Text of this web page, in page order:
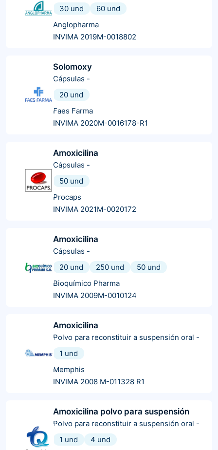
30 und
60 und
Anglopharma
INVIMA 2019M-0018802
Solomoxy
Cápsulas -
20 und
Faes Farma
INVIMA 2020M-0016178-R1
Amoxicilina
Cápsulas -
50 und
Procaps
INVIMA 2021M-0020172
Amoxicilina
Cápsulas -
20 und
250 und
50 und
Bioquímico Pharma
INVIMA 2009M-0010124
Amoxicilina
Polvo para reconstituir a suspensión oral -
1 und
Memphis
INVIMA 2008 M-011328 R1
Amoxicilina polvo para suspensión
Polvo para reconstituir a suspensión oral -
1 und
4 und